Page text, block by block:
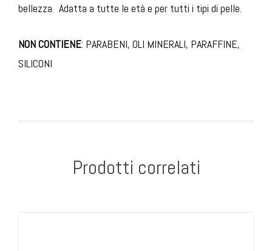
bellezza. Adatta a tutte le età e per tutti i tipi di pelle.
NON CONTIENE: PARABENI, OLI MINERALI, PARAFFINE,
SILICONI
Prodotti correlati